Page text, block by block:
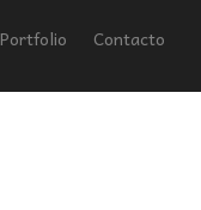
Portfolio Contacto